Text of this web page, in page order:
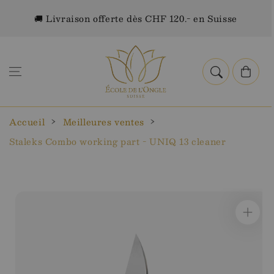
contenu🚚 Livraison offerte dès CHF 120.- en Suisse
Panier
Accueil
Meilleures ventes
Staleks Combo working part - UNIQ 13 cleaner